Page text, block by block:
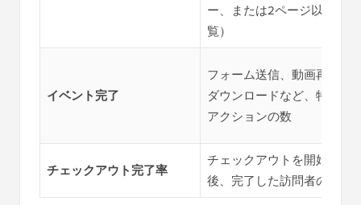
ー、または2ページ以上閲
覧）
イベント完了
フォーム送信、動画再生、
ダウンロードなど、特定の
アクションの数
チェックアウト完了率
チェックアウトを開始した
後、完了した訪問者の割合